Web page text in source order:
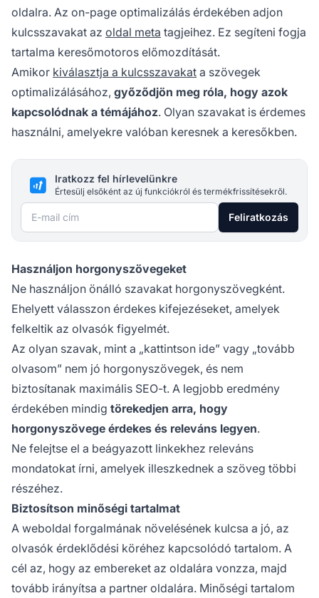
oldalra. Az on-page optimalizálás érdekében adjon
kulcsszavakat az oldal meta tagjeihez. Ez segíteni fogja
tartalma keresőmotoros előmozdítását.
Amikor kiválasztja a kulcsszavakat a szövegek
optimalizálásához, győződjön meg róla, hogy azok
kapcsolódnak a témájához. Olyan szavakat is érdemes
használni, amelyekre valóban keresnek a keresőkben.
Iratkozz fel hírlevelünkre
Értesülj elsőként az új funkciókról és termékfrissítésekről.
E-mail cím Feliratkozás
Használjon horgonyszövegeket
Ne használjon önálló szavakat horgonyszövegként.
Ehelyett válasszon érdekes kifejezéseket, amelyek
felkeltik az olvasók figyelmét.
Az olyan szavak, mint a „kattintson ide” vagy „tovább
olvasom” nem jó horgonyszövegek, és nem
biztosítanak maximális SEO-t. A legjobb eredmény
érdekében mindig törekedjen arra, hogy
horgonyszövege érdekes és releváns legyen.
Ne felejtse el a beágyazott linkekhez releváns
mondatokat írni, amelyek illeszkednek a szöveg többi
részéhez.
Biztosítson minőségi tartalmat
A weboldal forgalmának növelésének kulcsa a jó, az
olvasók érdeklődési köréhez kapcsolódó tartalom. A
cél az, hogy az embereket az oldalára vonzza, majd
tovább irányítsa a partner oldalára. Minőségi tartalom